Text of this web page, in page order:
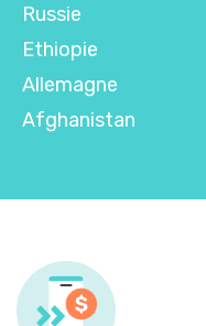
Russie
Ethiopie
Allemagne
Afghanistan